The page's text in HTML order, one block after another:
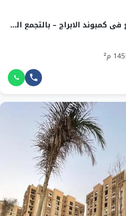
شقة مساحة 145 م للبيع في كمبوند الابراج – بالتجمع الخامس بجوار طريق الاوسطي
145 م²